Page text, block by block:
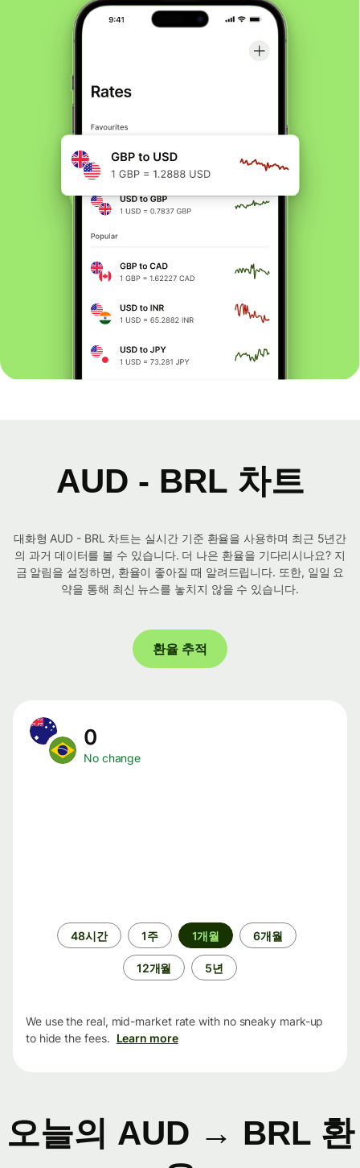
AUD - BRL 차트
대화형 AUD - BRL 차트는 실시간 기준 환율을 사용하며 최근 5년간
의 과거 데이터를 볼 수 있습니다. 더 나은 환율을 기다리시나요? 지
금 알림을 설정하면, 환율이 좋아질 때 알려드립니다. 또한, 일일 요
약을 통해 최신 뉴스를 놓치지 않을 수 있습니다.
환율 추적
0
No change
48시간 1주 1개월 6개월
12개월 5년
We use the real, mid-market rate with no sneaky mark-up
to hide the fees. Learn more
오늘의 AUD → BRL 환